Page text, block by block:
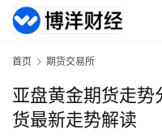
首页 期货交易所
亚盘黄金期货走
货最新走势解读